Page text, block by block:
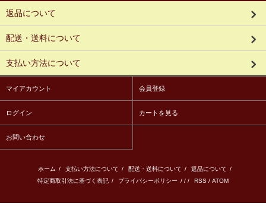
返品について
配送・送料について
支払い方法について
マイアカウント 会員登録
ログイン カートを見る
お問い合わせ
ホーム / 支払い方法について / 配送・送料について / 返品について /
特定商取引法に基づく表記 / プライバシーポリシー / / / RSS / ATOM